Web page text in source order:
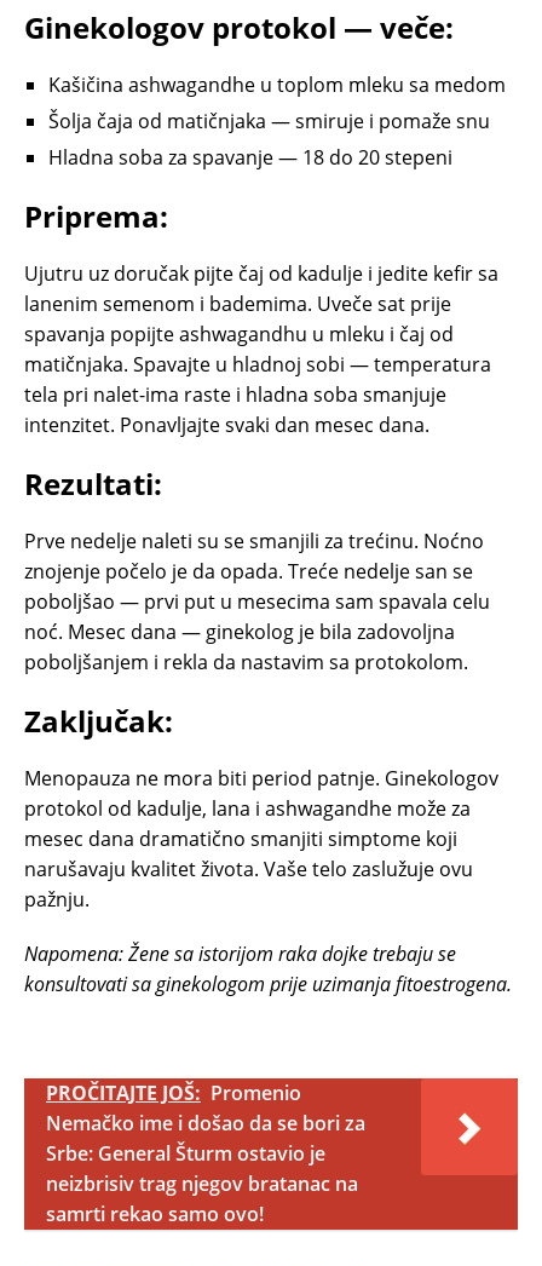
Ginekologov protokol — veče:
Kašičina ashwagandhe u toplom mleku sa medom
Šolja čaja od matičnjaka — smiruje i pomaže snu
Hladna soba za spavanje — 18 do 20 stepeni
Priprema:
Ujutru uz doručak pijte čaj od kadulje i jedite kefir sa
lanenim semenom i bademima. Uveče sat prije
spavanja popijte ashwagandhu u mleku i čaj od
matičnjaka. Spavajte u hladnoj sobi — temperatura
tela pri nalet-ima raste i hladna soba smanjuje
intenzitet. Ponavljajte svaki dan mesec dana.
Rezultati:
Prve nedelje naleti su se smanjili za trećinu. Noćno
znojenje počelo je da opada. Treće nedelje san se
poboljšao — prvi put u mesecima sam spavala celu
noć. Mesec dana — ginekolog je bila zadovoljna
poboljšanjem i rekla da nastavim sa protokolom.
Zaključak:
Menopauza ne mora biti period patnje. Ginekologov
protokol od kadulje, lana i ashwagandhe može za
mesec dana dramatično smanjiti simptome koji
narušavaju kvalitet života. Vaše telo zaslužuje ovu
pažnju.
Napomena: Žene sa istorijom raka dojke trebaju se
konsultovati sa ginekologom prije uzimanja fitoestrogena.
PROČITAJTE JOŠ: Promenio
Nemačko ime i došao da se bori za
Srbe: General Šturm ostavio je
neizbrisiv trag njegov bratanac na
samrti rekao samo ovo!